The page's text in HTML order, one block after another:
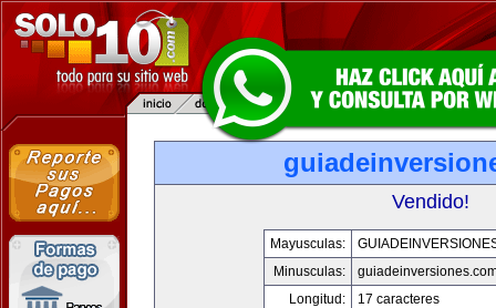
Vendido!
Mayusculas:
Minusculas:
Longitud:
17 caracteres